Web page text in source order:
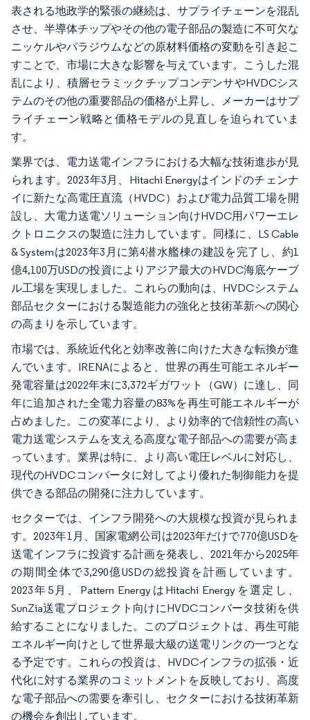
表される地政学的緊張の継続は、サプライチェーンを混乱
させ、半導体チップやその他の電子部品の製造に不可欠な
ニッケルやパラジウムなどの原材料価格の変動を引き起こ
すことで、市場に大きな影響を与えています。こうした混
乱により、積層セラミックチップコンデンサやHVDCシス
テムのその他の重要部品の価格が上昇し、メーカーはサプ
ライチェーン戦略と価格モデルの見直しを迫られていま
す。
業界では、電力送電インフラにおける大幅な技術進歩が見
られます。2023年3月、Hitachi Energyはインドのチェンナ
イに新たな高電圧直流（HVDC）および電力品質工場を開
設し、大電力送電ソリューション向けHVDC用パワーエレ
クトロニクスの製造に注力しています。同様に、LS Cable
& Systemは2023年3月に第4潜水艦棟の建設を完了し、約1
億4,100万USDの投資によりアジア最大のHVDC海底ケーブ
ル工場を実現しました。これらの動向は、HVDCシステム
部品セクターにおける製造能力の強化と技術革新への関心
の高まりを示しています。
市場では、系統近代化と効率改善に向けた大きな転換が進
んでいます。IRENAによると、世界の再生可能エネルギー
発電容量は2022年末に3,372ギガワット（GW）に達し、同
年に追加された全電力容量の83%を再生可能エネルギーが
占めました。この変革により、より効率的で信頼性の高い
電力送電システムを支える高度な電子部品への需要が高ま
っています。業界は特に、より高い電圧レベルに対応し、
現代のHVDCコンバータに対してより優れた制御能力を提
供できる部品の開発に注力しています。
セクターでは、インフラ開発への大規模な投資が見られま
す。2023年1月、国家電網公司は2023年だけで770億USDを
送電インフラに投資する計画を発表し、2021年から2025年
の期間全体で3,290億USDの総投資を計画しています。
2023年5月、Pattern EnergyはHitachi Energyを選定し、
SunZia送電プロジェクト向けにHVDCコンバータ技術を供
給することになりました。このプロジェクトは、再生可能
エネルギー向けとして世界最大級の送電リンクの一つとな
る予定です。これらの投資は、HVDCインフラの拡張・近
代化に対する業界のコミットメントを反映しており、高度
な電子部品への需要を牽引し、セクターにおける技術革新
の機会を創出しています。